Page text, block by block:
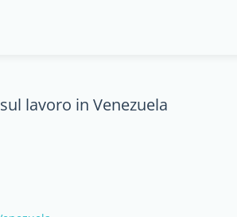
lavoro in Venezuela